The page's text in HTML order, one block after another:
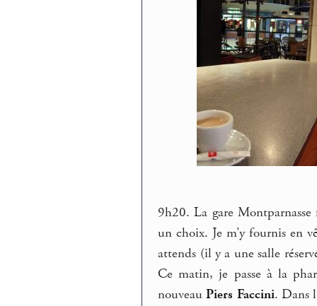
9h20. La gare
un choix. Je m’y fournis en
attends (il y a une salle
Ce matin, je passe à la
nouveauPiers Faccini. Dans